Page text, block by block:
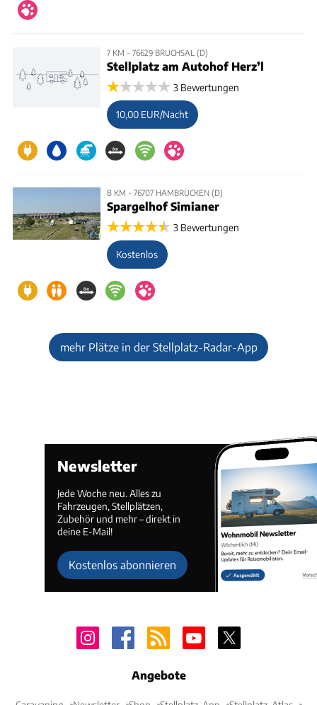
7 KM - 76629 BRUCHSAL (D)
Stellplatz am Autohof Herz’l
3 Bewertungen
10,00 EUR/Nacht
8 KM - 76707 HAMBRÜCKEN (D)
Spargelhof Simianer
3 Bewertungen
Kostenlos
mehr Plätze in der Stellplatz-Radar-App
Newsletter
Jede Woche neu. Alles zu
Fahrzeugen, Stellplätzen,
Zubehör und mehr – direkt in
deine E-Mail!
Kostenlos abonnieren
Angebote